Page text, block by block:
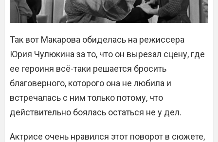
Так вот Макарова обиделась на режиссера
Юрия Чулюкина за то, что он вырезал сцену, где
ее героиня всё-таки решается бросить
благоверного, которого она не любила и
встречалась с ним только потому, что
действительно боялась остаться не у дел.
Актрисе очень нравился этот поворот в сюжете,